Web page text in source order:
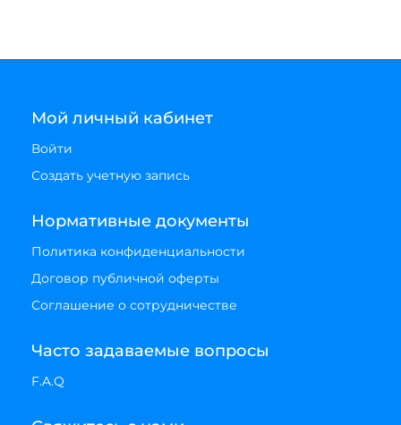
Мой личный кабинет
Войти
Создать учетную запись
Нормативные документы
Политика конфиденциальности
Договор публичной оферты
Соглашение о сотрудничестве
Часто задаваемые вопросы
F.A.Q